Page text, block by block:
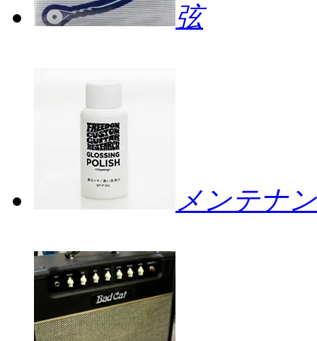
弦
メンテナ